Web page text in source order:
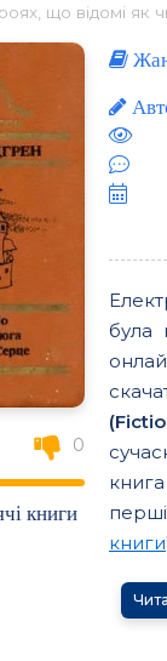
що відомі як
0
книги
була
книги